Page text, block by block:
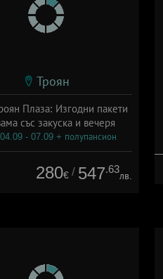
Троян
Плаза: Изгодни пакети
със закуска и вечеря
- 07.09 + полупансион
280€ / 547.63
лв.